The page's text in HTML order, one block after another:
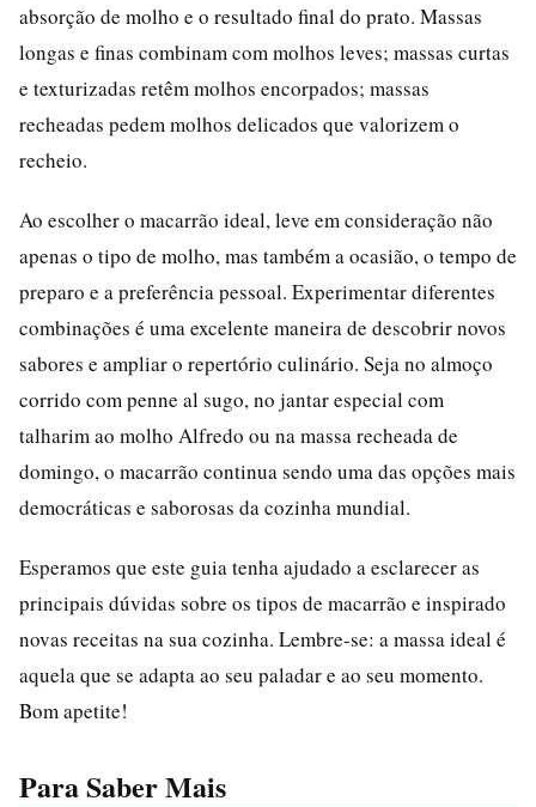
absorção de molho e o resultado final do prato. Massas
longas e finas combinam com molhos leves; massas curtas
e texturizadas retêm molhos encorpados; massas
recheadas pedem molhos delicados que valorizem o
recheio.
Ao escolher o macarrão ideal, leve em consideração não
apenas o tipo de molho, mas também a ocasião, o tempo de
preparo e a preferência pessoal. Experimentar diferentes
combinações é uma excelente maneira de descobrir novos
sabores e ampliar o repertório culinário. Seja no almoço
corrido com penne al sugo, no jantar especial com
talharim ao molho Alfredo ou na massa recheada de
domingo, o macarrão continua sendo uma das opções mais
democráticas e saborosas da cozinha mundial.
Esperamos que este guia tenha ajudado a esclarecer as
principais dúvidas sobre os tipos de macarrão e inspirado
novas receitas na sua cozinha. Lembre-se: a massa ideal é
aquela que se adapta ao seu paladar e ao seu momento.
Bom apetite!
Para Saber Mais